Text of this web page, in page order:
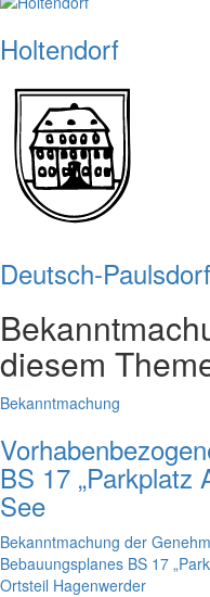
Holtendorf
Deutsch-Paulsdorf
diesem
Bekanntmachung
BS 17 „Parkplatz
See
Bekanntmachung der
Bebauungsplanes BS 17
Ortsteil Hagenwerder